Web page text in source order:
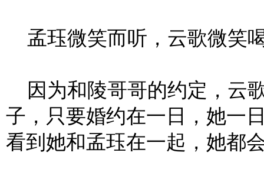
孟珏微笑而听，云歌微笑
因为和陵哥哥的约定，云
子，只要婚约在一日，她一
看到她和孟珏在一起，她都